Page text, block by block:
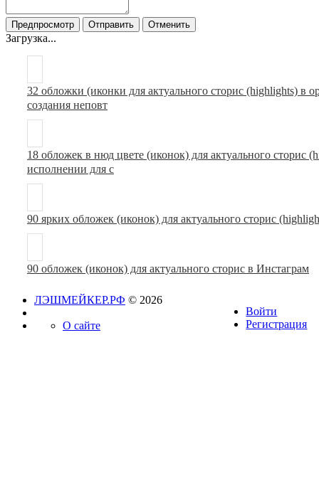
Загрузка...
32 обложки (иконки для актуального сторис (highlights) в
создания неповт
18 обложек в нюд цвете (иконок) для актуального сторис
исполнении для с
90 ярких обложек (иконок) для актуального сторис
90 обложек (иконок) для актуального сторис в Инстаграм
Войти
Регистрация
ЛЭШМЕЙКЕР.РФ © 2026
О сайте